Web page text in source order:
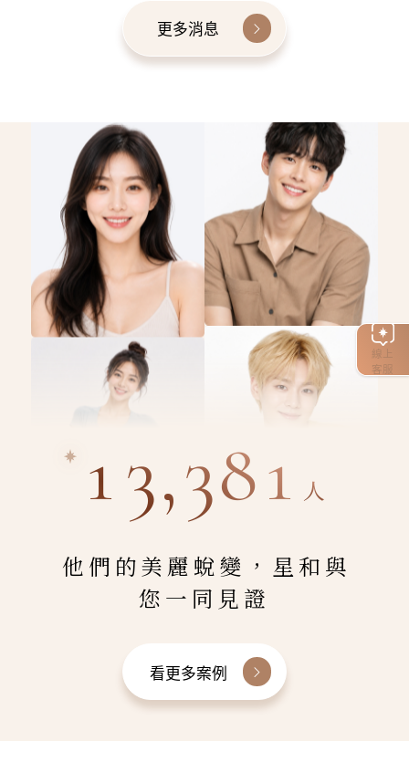
線上
客服
更多消息
13,381 人
他們的美麗蛻變，星和與
您一同見證
看更多案例